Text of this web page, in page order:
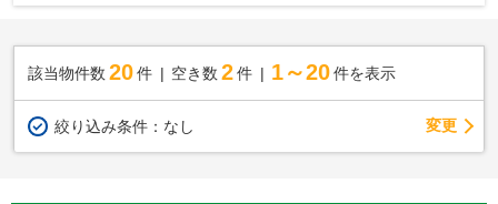
該当物件数 20件 空き数 2 件 1～20 件を表示
絞り込み条件： なし 変更